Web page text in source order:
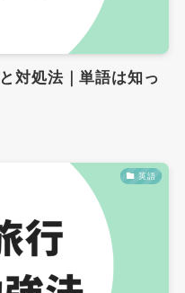
対処法｜単語は知っ
英語